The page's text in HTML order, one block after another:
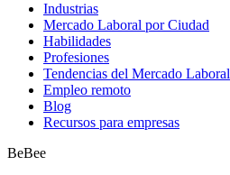
Industrias
Mercado Laboral por Ciudad
Habilidades
Profesiones
Tendencias del Mercado Laboral
Empleo remoto
Blog
Recursos para empresas
BeBee